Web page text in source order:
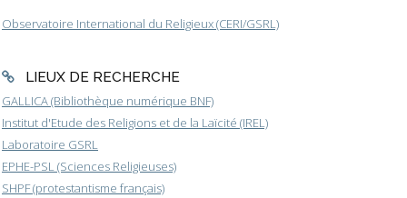
Observatoire International du Religieux (CERI/GSRL)
LIEUX DE RECHERCHE
GALLICA (Bibliothèque numérique BNF)
Institut d'Etude des Religions et de la Laïcité (IREL)
Laboratoire GSRL
EPHE-PSL (Sciences Religieuses)
SHPF (protestantisme français)